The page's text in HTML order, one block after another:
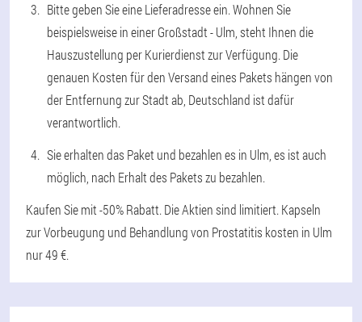
Bitte geben Sie eine Lieferadresse ein. Wohnen Sie
beispielsweise in einer Großstadt - Ulm, steht Ihnen die
Hauszustellung per Kurierdienst zur Verfügung. Die
genauen Kosten für den Versand eines Pakets hängen von
der Entfernung zur Stadt ab, Deutschland ist dafür
verantwortlich.
Sie erhalten das Paket und bezahlen es in Ulm, es ist auch
möglich, nach Erhalt des Pakets zu bezahlen.
Kaufen Sie mit -50% Rabatt. Die Aktien sind limitiert. Kapseln
zur Vorbeugung und Behandlung von Prostatitis kosten in Ulm
nur 49 €.